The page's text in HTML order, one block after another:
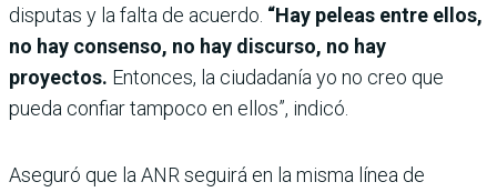
disputas y la falta de acuerdo. “Hay peleas entre ellos,
no hay consenso, no hay discurso, no hay
proyectos. Entonces, la ciudadanía yo no creo que
pueda confiar tampoco en ellos”, indicó.
Aseguró que la ANR seguirá en la misma línea de